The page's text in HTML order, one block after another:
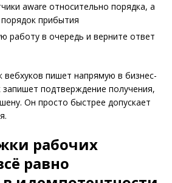
aware относительно порядка, а
прибытия
работу в очередь и верните ответ
вебхуков пишет напрямую в бизнес-
подтверждение получения,
Он просто быстрее допускает
рабочих
равно